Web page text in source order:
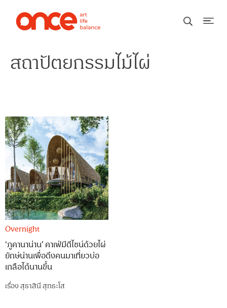
สถาปัตยกรรมไม้ไผ่
Overnight
‘ภูคานาน่าน’ คาเฟ่มีดีไซน์ด้วยไผ่
ยักษ์น่านเพื่อดึงคนมาเที่ยวบ่อ
เกลือได้นานขึ้น
เรื่องสุธาสินี สุทธะโส